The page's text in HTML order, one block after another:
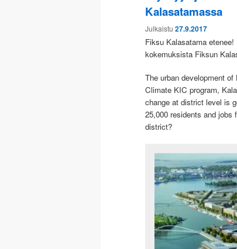
Kalasatamassa
Julkaistu 27.9.2017
Fiksu Kalasatama etenee!
kokemuksista Fiksun
The urban development
Climate KIC program,
change at district level is
25,000 residents and jobs
district?